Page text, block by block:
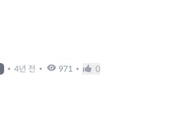
• 4년 전 • 971 • 0